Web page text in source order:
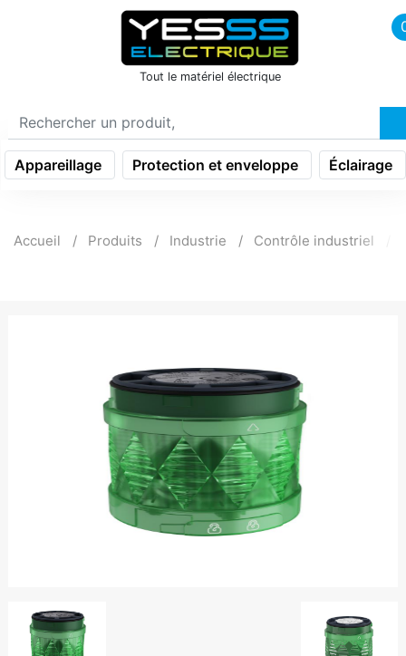
icon menu burger
Tout le matériel électrique
Appareillage Protection et enveloppe Éclairage
Accueil Produits Industrie Contrôle industriel